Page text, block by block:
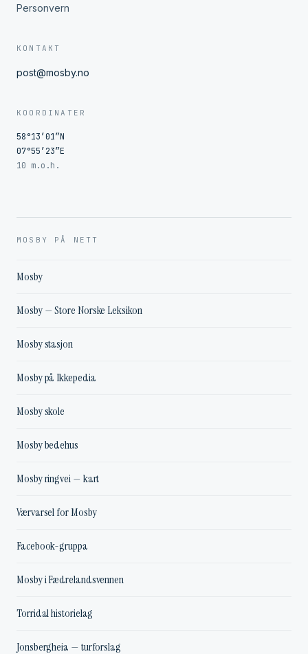
Personvern
KONTAKT
post@mosby.no
KOORDINATER
58°13′01″N
07°55′23″E
10 m.o.h.
MOSBY PÅ NETT
Mosby
Mosby — Store Norske Leksikon
Mosby stasjon
Mosby på Ikkepedia
Mosby skole
Mosby bedehus
Mosby ringvei — kart
Værvarsel for Mosby
Facebook-gruppa
Mosby i Fædrelandsvennen
Torridal historielag
Jonsbergheia — turforslag